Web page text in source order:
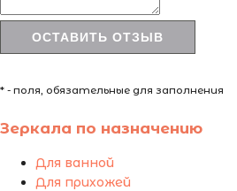
* - поля, обязательные для заполнения
Зеркала по назначению
Для ванной
Для прихожей